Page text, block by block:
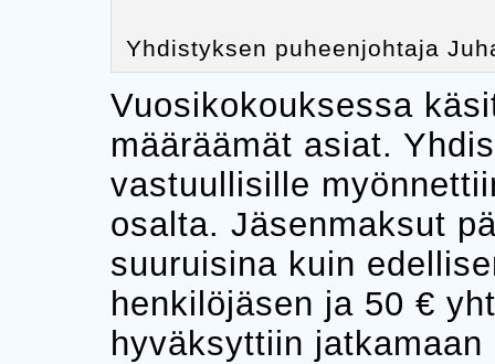
Yhdistyksen puheenjohtaja
Vuosikokouksessa
määräämät asiat.
vastuullisille
osalta. Jäsenmaksut
suuruisina kuin
henkilöjäsen ja 50 €
hyväksyttiin